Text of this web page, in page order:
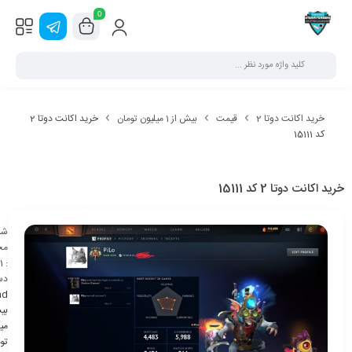
0
خرید اکانت دوتا 2 قیمت بیش از 1 میلیون تومان
خرید اکانت دوتا 2
کد 15111
خرید اکانت دوتا 2 کد 15111
: